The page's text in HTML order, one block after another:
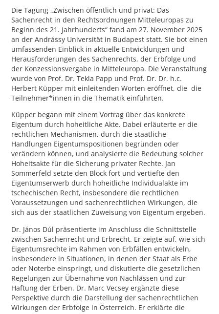
Die Tagung „Zwischen öffentlich und privat: Das
Sachenrecht in den Rechtsordnungen Mitteleuropas zu
Beginn des 21. Jahrhunderts“ fand am 27. November 2025
an der Andrássy Universität in Budapest statt. Sie bot einen
umfassenden Einblick in aktuelle Entwicklungen und
Herausforderungen des Sachenrechts, der Erbfolge und
der Konzessionsvergabe in Mitteleuropa. Die Veranstaltung
wurde von Prof. Dr. Tekla Papp und Prof. Dr. Dr. h.c.
Herbert Küpper mit einleitenden Worten eröffnet, die die
Teilnehmer*innen in die Thematik einführten.
Küpper begann mit einem Vortrag über das konkrete
Eigentum durch hoheitliche Akte. Dabei erläuterte er die
rechtlichen Mechanismen, durch die staatliche
Handlungen Eigentumspositionen begründen oder
verändern können, und analysierte die Bedeutung solcher
Hoheitsakte für die Sicherung privater Rechte. Jan
Sommerfeld setzte den Block fort und vertiefte den
Eigentumserwerb durch hoheitliche Individualakte im
tschechischen Recht, insbesondere die rechtlichen
Voraussetzungen und sachenrechtlichen Wirkungen, die
sich aus der staatlichen Zuweisung von Eigentum ergeben.
Dr. János Dúl präsentierte im Anschluss die Schnittstelle
zwischen Sachenrecht und Erbrecht. Er zeigte auf, wie sich
Eigentumsrechte im Rahmen von Erbfällen entwickeln,
insbesondere in Situationen, in denen der Staat als Erbe
oder Noterbe einspringt, und diskutierte die gesetzlichen
Regelungen zur Übernahme von Nachlässen und zur
Haftung der Erben. Dr. Marc Vecsey ergänzte diese
Perspektive durch die Darstellung der sachenrechtlichen
Wirkungen der Erbfolge in Österreich. Er erklärte die